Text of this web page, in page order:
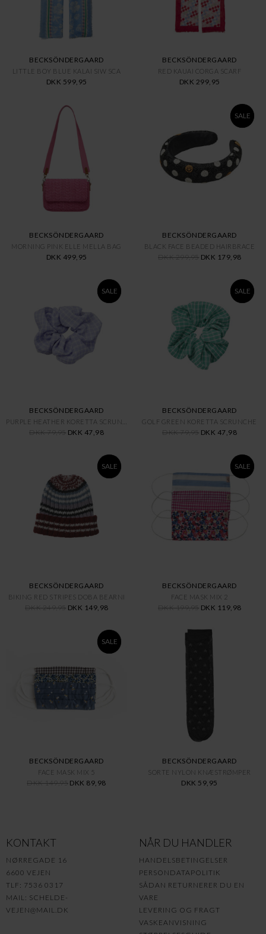
BECKSÖNDERGAARD
LITTLE BOY BLUE KALAI SIW SCA
DKK 599,95
BECKSÖNDERGAARD
RED KAUAI CORGA SCARF
DKK 299,95
BECKSÖNDERGAARD
MORNING PINK ELLE MELLA BAG
DKK 499,95
SALE
BECKSÖNDERGAARD
BLACK FACE BEADED HAIRBRACE
DKK 299,95 DKK 179,98
SALE
BECKSÖNDERGAARD
DKK 79,95 DKK 47,98
SALE
BECKSÖNDERGAARD
GOLF GREEN KORETTA SCRUNCHE
DKK 79,95 DKK 47,98
SALE
BECKSÖNDERGAARD
BIKING RED STRIPES DOBA BEARNI
DKK 249,95 DKK 149,98
SALE
BECKSÖNDERGAARD
FACE MASK MIX 2
DKK 199,95 DKK 119,98
SALE
BECKSÖNDERGAARD
FACE MASK MIX 5
DKK 149,95 DKK 89,98
BECKSÖNDERGAARD
SORTE NYLON KNÆSTRØMPER
DKK 59,95
KONTAKT
NØRREGADE 16
6600 VEJEN
TLF: 7536 0317
MAIL: SCHELDE-
VEJEN@MAIL.DK
NÅR DU HANDLER
HANDELSBETINGELSER
PERSONDATAPOLITIK
SÅDAN RETURNERER DU EN
VARE
LEVERING OG FRAGT
VASKEANVISNING